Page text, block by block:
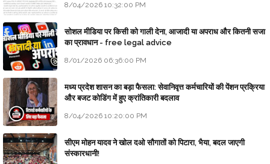
8/04/2026 10:32:00 PM
सोशल मीडिया पर किसी को गाली देना, आजादी या अपराध और कितनी सजा
का प्रावधान - free legal advice
8/01/2026 06:36:00 PM
मध्य प्रदेश शासन का बड़ा फैसला: सेवानिवृत्त कर्मचारियों की पेंशन प्रक्रिया
और बजट कोडिंग में हुए क्रांतिकारी बदलाव
8/04/2026 10:20:00 PM
सीएम मोहन यादव ने खोल दओ सौगातों को पिटारा, भैया, बदल जाएगी
संस्कारधानी!